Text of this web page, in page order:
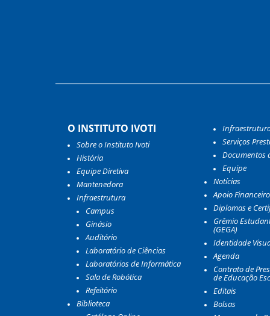
O INSTITUTO IVOTI
Sobre o Instituto Ivoti
História
Equipe Diretiva
Mantenedora
Infraestrutura
Campus
Ginásio
Auditório
Laboratório de Ciências
Laboratórios de Informática
Sala de Robótica
Refeitório
Biblioteca
Serviços
Documentos
Equipe
Notícias
Apoio
Diplomas e
Grêmio
(GEGA)
Identidade
Agenda
Contrato de
de Educação
Editais
Bolsas